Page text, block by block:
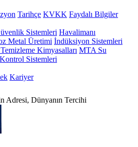
Tarihçe KVKK Faydalı Bilgiler
Sistemleri Havalimanı
Metal Üretimi İndüksiyon Sistemleri
Kimyasalları MTA Su
Sistemleri
Kariyer
Adresi, Dünyanın Tercihi